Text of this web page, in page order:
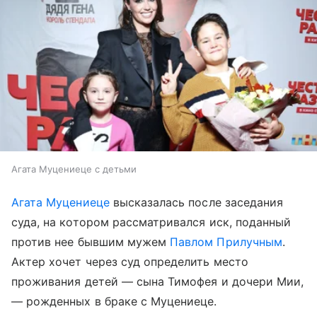
Агата Муцениеце с детьми
Агата Муцениецевысказалась после заседания
суда, на котором рассматривался иск, поданный
против нее бывшим мужем Павлом Прилучным.
Актер хочет через суд определить место
проживания детей — сына Тимофея и дочери Мии,
— рожденных в браке с Муцениеце.